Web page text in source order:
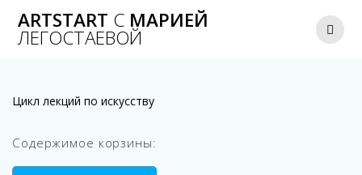
содержимому
ARTSTART С МАРИЕЙ
ЛЕГОСТАЕВОЙ
Цикл лекций по искусству
Содержимое корзины: